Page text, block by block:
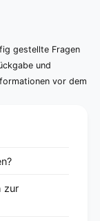
gestellte Fragen
und
vor dem
zur